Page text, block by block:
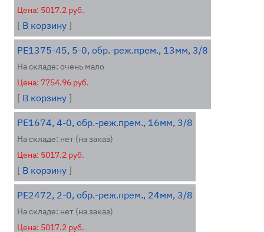
Цена: 5017.2 руб.
[ В корзину ]
PE1375-45, 5-0, обр.-реж.прем., 13мм, 3/8
На складе: очень мало
Цена: 7754.96 руб.
[ В корзину ]
PE1674, 4-0, обр.-реж.прем., 16мм, 3/8
На складе: нет (на заказ)
Цена: 5017.2 руб.
[ В корзину ]
PE2472, 2-0, обр.-реж.прем., 24мм, 3/8
На складе: нет (на заказ)
Цена: 5017.2 руб.